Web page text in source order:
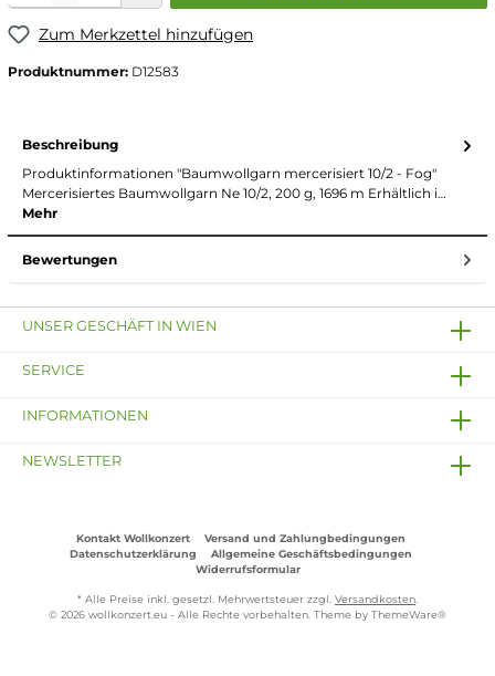
Zum Merkzettel hinzufügen
Produktnummer: D12583
Beschreibung
Produktinformationen "Baumwollgarn mercerisiert 10/2 - Fog"
Mercerisiertes Baumwollgarn Ne 10/2, 200 g, 1696 m Erhältlich i…
Mehr
Bewertungen
UNSER GESCHÄFT IN WIEN
SERVICE
INFORMATIONEN
NEWSLETTER
Kontakt Wollkonzert
Versand und Zahlungbedingungen
Datenschutzerklärung
Allgemeine Geschäftsbedingungen
Widerrufsformular
* Alle Preise inkl. gesetzl. Mehrwertsteuer zzgl. Versandkosten
© 2026 wollkonzert.eu - Alle Rechte vorbehalten. Theme by ThemeWare®